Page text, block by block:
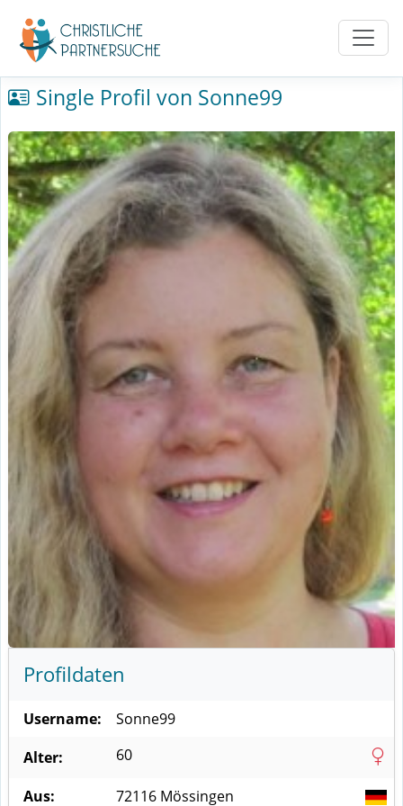
Single Profil von Sonne99
Profildaten
Username:
Sonne99
Alter:
60
Aus: 72116 Mössingen